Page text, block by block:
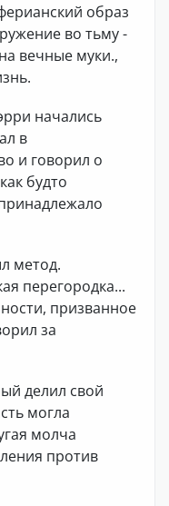
образ
во тьму -
вечные муки.,
начались
в
и говорил о
будто
метод.
перегородка...
призванное
за
делил свой
могла
молча
против